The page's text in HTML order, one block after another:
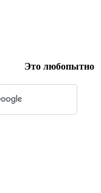
Это любопытно